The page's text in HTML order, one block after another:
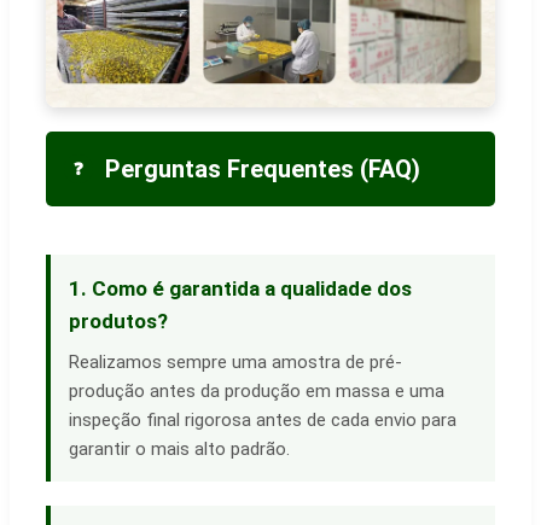
❓ Perguntas Frequentes (FAQ)
1. Como é garantida a qualidade dos
produtos?
Realizamos sempre uma amostra de pré-
produção antes da produção em massa e uma
inspeção final rigorosa antes de cada envio para
garantir o mais alto padrão.